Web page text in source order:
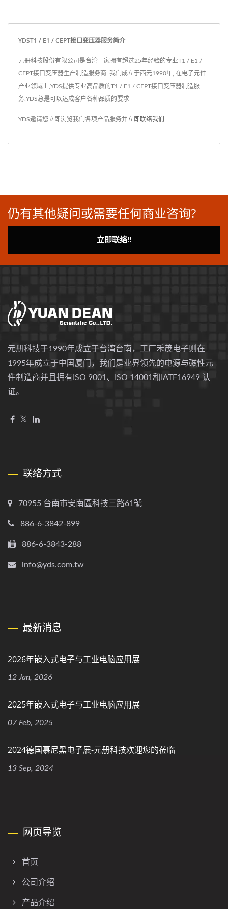
YDST1 / E1 / CEPT接口变压器服务简介
元冊科技股份有限公司是台湾一家拥有超过25年经验的专业T1 / E1 /
CEPT接口变压器生产制造服务商. 我们成立于西元1990年, 在电子元件
产业领域上,YDS提供专业高品质的T1 / E1 / CEPT接口变压器制造服
务,YDS总是可以达成客户各种品质的要求
YDS邀请您立即浏览我们各项产品服务并 立即联络我们
仍有其他疑问或需要任何商业咨询?
立即联络!!
元册科技于1990年成立于台湾台南，工厂禾茂电子则在
1995年成立于中国厦门，我们是业界领先的电源与磁性元
件制造商并且拥有ISO 9001、ISO 14001和IATF16949 认
证。
联络方式
70955 台南市安南區科技三路61號
886-6-3842-899
886-6-3843-288
info@yds.com.tw
最新消息
2026年嵌入式电子与工业电脑应用展
12 Jan, 2026
2025年嵌入式电子与工业电脑应用展
07 Feb, 2025
2024德国慕尼黑电子展-元册科技欢迎您的莅临
13 Sep, 2024
网页导览
首页
公司介绍
产品介绍